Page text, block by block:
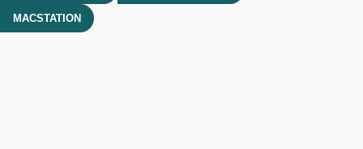
MACSTATION